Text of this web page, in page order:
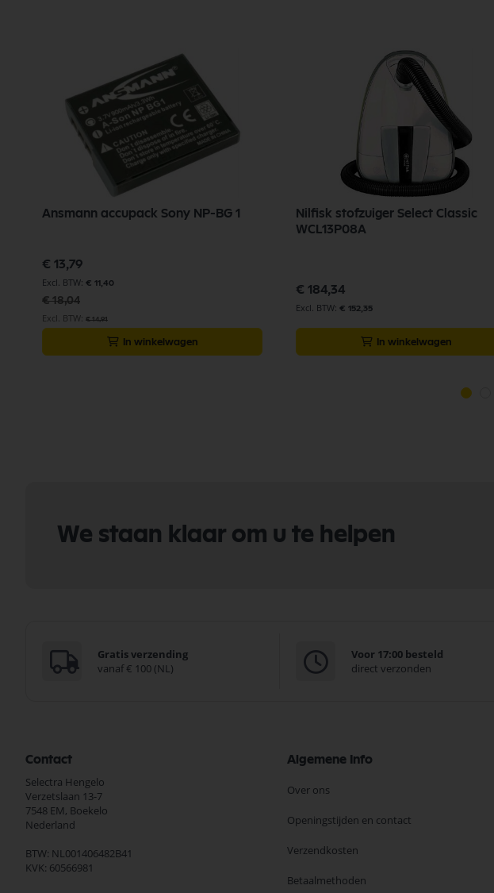
Ansmann accupack Sony NP-BG 1
Speciale
prijs
€ 13,79
€ 11,40
€ 18,04
€ 14,91
In winkelwagen
Nilfisk stofzuiger Select Classic
WCL13P08A
€ 184,34
€ 152,35
In winkelwagen
We staan klaar om u te helpen
Gratis verzending
vanaf € 100 (NL)
Voor 17:00 besteld
direct verzonden
Contact
Selectra Hengelo
Verzetslaan 13-7
7548 EM, Boekelo
Nederland
BTW: NL001406482B41
KVK: 60566981
Algemene Info
Over ons
Openingstijden en contact
Verzendkosten
Betaalmethoden